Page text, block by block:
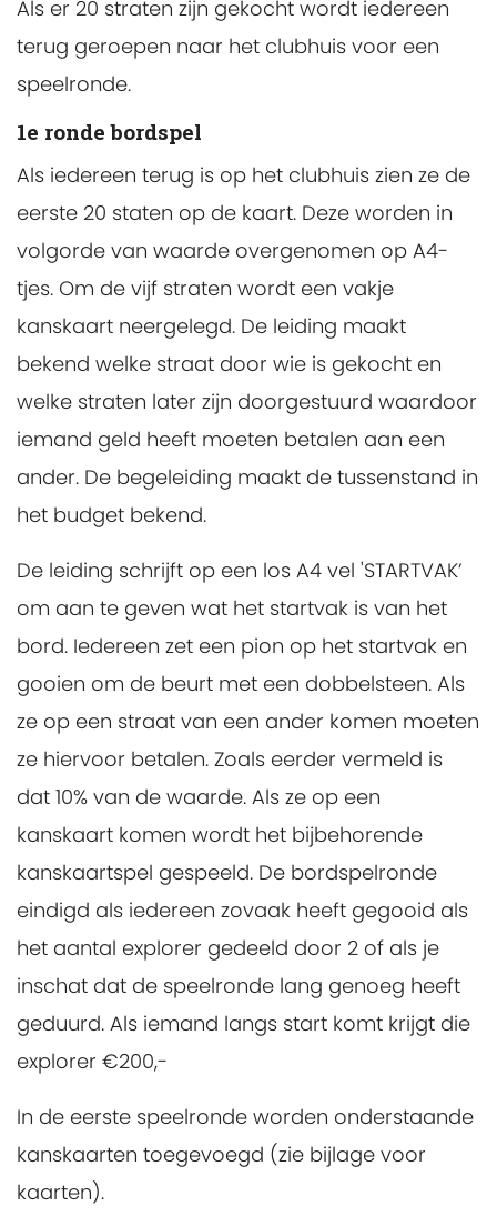
Als er 20 straten zijn gekocht wordt iedereen
terug geroepen naar het clubhuis voor een
speelronde.
1e ronde bordspel
Als iedereen terug is op het clubhuis zien ze de
eerste 20 staten op de kaart. Deze worden in
volgorde van waarde overgenomen op A4-
tjes. Om de vijf straten wordt een vakje
kanskaart neergelegd. De leiding maakt
bekend welke straat door wie is gekocht en
welke straten later zijn doorgestuurd waardoor
iemand geld heeft moeten betalen aan een
ander. De begeleiding maakt de tussenstand in
het budget bekend.
De leiding schrijft op een los A4 vel 'STARTVAK’
om aan te geven wat het startvak is van het
bord. Iedereen zet een pion op het startvak en
gooien om de beurt met een dobbelsteen. Als
ze op een straat van een ander komen moeten
ze hiervoor betalen. Zoals eerder vermeld is
dat 10% van de waarde. Als ze op een
kanskaart komen wordt het bijbehorende
kanskaartspel gespeeld. De bordspelronde
eindigd als iedereen zovaak heeft gegooid als
het aantal explorer gedeeld door 2 of als je
inschat dat de speelronde lang genoeg heeft
geduurd. Als iemand langs start komt krijgt die
explorer €200,-
In de eerste speelronde worden onderstaande
kanskaarten toegevoegd (zie bijlage voor
kaarten).